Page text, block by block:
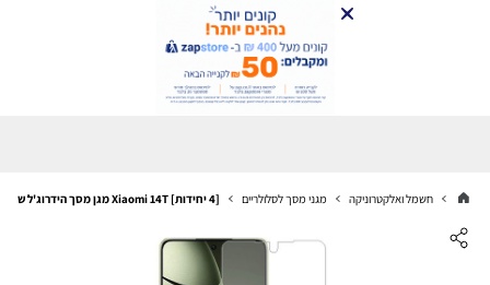
חשמל ואלקטרוניקה מגני מסך לסלולריים [4 יחידות] Xiaomi 14T מגן מסך הידרוג'ל שקוף (סיליקון) סקרין מובייל